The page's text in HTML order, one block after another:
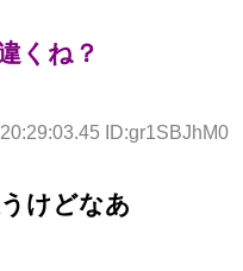
くね？
ID:gr1SBJhM0
けどなあ